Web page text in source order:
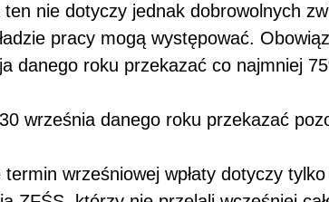
ten nie dotyczy jednak dobrowolnych
pracy mogą występować.
danego roku przekazać co najmniej
września danego roku przekazać
termin wrześniowej wpłaty dotyczy